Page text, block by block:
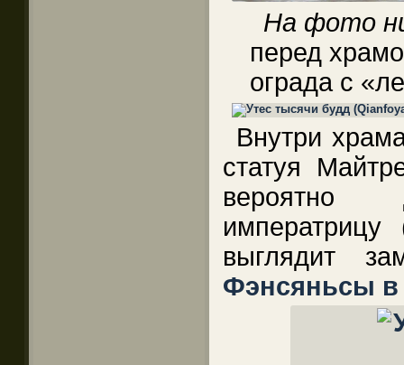
На фото
перед
ограда с
Внутри
статуя
вероятно
выглядит
Фэнсяньсы в